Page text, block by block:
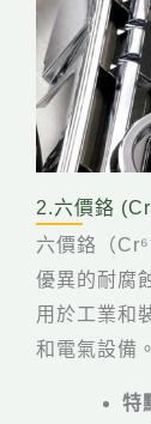
2.六價鉻
六價鉻（
優異的耐腐
用於工業和
和電氣設備。
特